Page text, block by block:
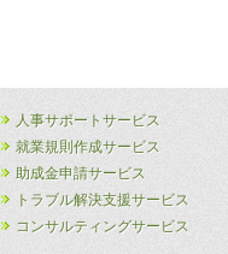
人事サポートサービス
就業規則作成サービス
助成金申請サービス
トラブル解決支援サービス
コンサルティングサービス